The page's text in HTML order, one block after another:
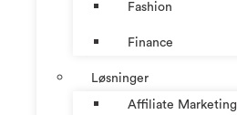
Fashion
Finance
Løsninger
Affiliate Marketing